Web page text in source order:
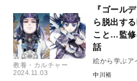
教養・カルチャー
2024.11.03
『ゴール
ら脱出す
こと…監修
話
絵から学ぶア
中川裕